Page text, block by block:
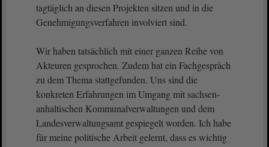
tagtäglich an diesen Projekten sitzen und in die
Genehmigungsverfahren involviert sind.
Wir haben tatsächlich mit einer ganzen Reihe von
Akteuren gesprochen. Zudem hat ein Fachgespräch
zu dem Thema stattgefunden. Uns sind die
konkreten Erfahrungen im Umgang mit sachsen-
anhaltischen Kommunalverwaltungen und dem
Landesverwaltungsamt gespiegelt worden. Ich habe
für meine politische Arbeit gelernt, dass es wichtig